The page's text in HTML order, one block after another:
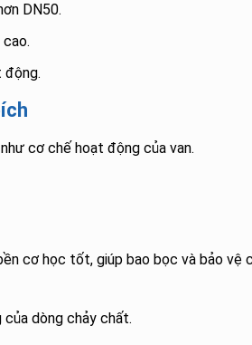
DN50.
động.
cơ chế hoạt động của van.
cơ học tốt, giúp bao bọc và bảo vệ
dòng chảy chất.